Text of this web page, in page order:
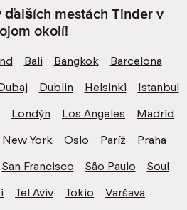
mestách Tinder v
okolí!
Bali Bangkok
Barcelona
Dublin Helsinki
Istanbul
Londýn Los Angeles
Madrid
New York Oslo Paríž
Praha
San Francisco São Paulo
Soul
Tel Aviv Tokio Varšava